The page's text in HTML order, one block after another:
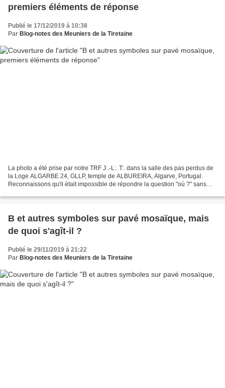
premiers éléments de réponse
Publié le 17/12/2019 à 10:38
Par Blog-notes des Meuniers de la Tiretaine
La photo a été prise par notre TRF J:.-L:. T:. dans la salle des pas perdus de
la Loge ALGARBE 24, GLLP, temple de ALBUREIRA, Algarve, Portugal.
Reconnaissons qu'il était impossible de répondre la question "où ?" sans
B et autres symboles sur pavé mosaïque, mais
de quoi s'agît-il ?
Publié le 29/11/2019 à 21:22
Par Blog-notes des Meuniers de la Tiretaine